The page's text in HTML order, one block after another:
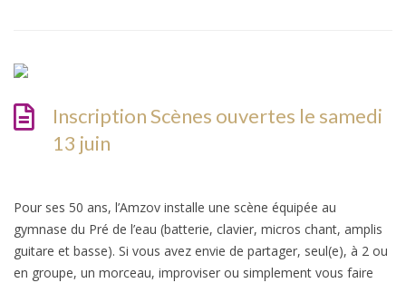
Inscription Scènes ouvertes le samedi
13 juin
Pour ses 50 ans, l’Amzov installe une scène équipée au
gymnase du Pré de l’eau (batterie, clavier, micros chant, amplis
guitare et basse). Si vous avez envie de partager, seul(e), à 2 ou
en groupe, un morceau, improviser ou simplement vous faire